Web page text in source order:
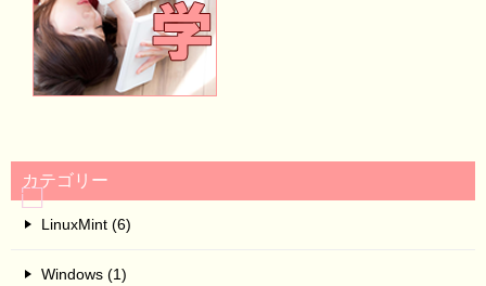
カテゴリー
LinuxMint (6)
Windows (1)